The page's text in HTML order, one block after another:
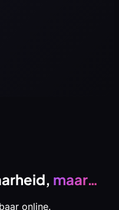
maar…
online.